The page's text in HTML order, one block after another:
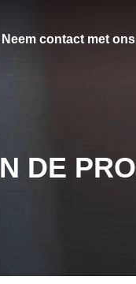
Neem contact met
DE